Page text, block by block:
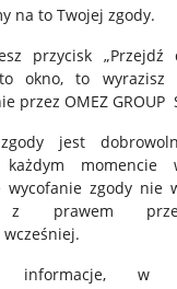
128-
7 szt
Komplet
152, 1
na to Twojej zgody.
przycisk „Przejdź
okno, to wyrazisz
przez OMEZ GROUP
jest
momencie
wycofanie zgody nie
z prawem
informacje,